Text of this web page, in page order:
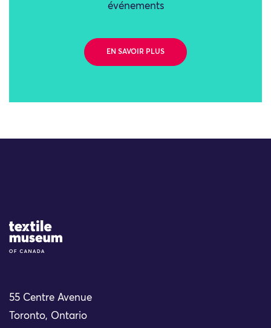
événements
EN SAVOIR PLUS
Site Logo
55 Centre Avenue
Toronto, Ontario